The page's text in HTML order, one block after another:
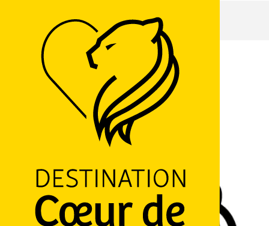
LOGO
Aire aménagée d'Hondeghem
MOBILIER URBAIN
Grande Place Grand Place, Hondeghem
Ajouter aux favoris